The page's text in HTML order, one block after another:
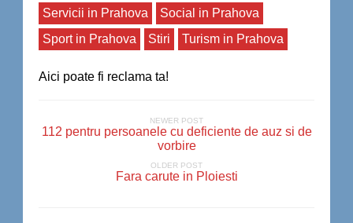
Servicii in Prahova
Social in Prahova
Sport in Prahova
Stiri Turism in Prahova
Aici poate fi reclama ta!
NEWER POST
112 pentru persoanele cu deficiente de auz si de
vorbire
OLDER POST
Fara carute in Ploiesti